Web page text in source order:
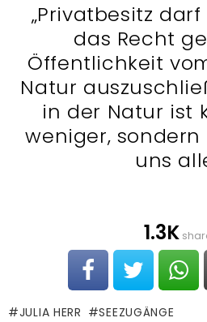
„Privatbesitz
das Recht
Öffentlichkeit
Natur
in der Natur ist
weniger,
uns
1.3K
JULIA HERR SEEZUGÄNGE